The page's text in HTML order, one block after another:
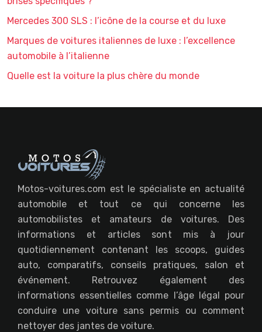
Mercedes 300 SLS : l’icône de la course et du luxe
Marques de voitures italiennes de luxe : l’excellence
automobile à l’italienne
Quelle est la voiture la plus chère du monde
Motos-voitures.com est le spécialiste en actualité
automobile et tout ce qui concerne les
automobilistes et amateurs de voitures. Des
informations et articles sont mis à jour
quotidiennement contenant les scoops, guides
auto, comparatifs, conseils pratiques, salon et
événement. Retrouvez également des
informations essentielles comme l’âge légal pour
conduire une voiture sans permis ou comment
nettoyer des jantes de voiture.